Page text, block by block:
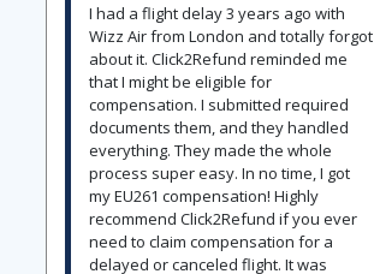
I had a flight delay 3 years ago with
Wizz Air from London and totally forgot
about it. Click2Refund reminded me
that I might be eligible for
compensation. I submitted required
documents them, and they handled
everything. They made the whole
process super easy. In no time, I got
my EU261 compensation! Highly
recommend Click2Refund if you ever
need to claim compensation for a
delayed or canceled flight. It was